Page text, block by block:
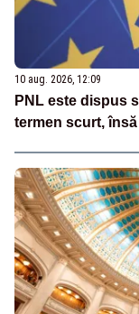
10 aug. 2026, 12:09
PNL este dispus
termen scurt,